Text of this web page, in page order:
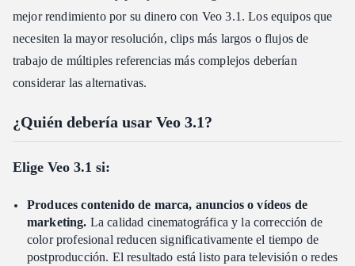
mejor rendimiento por su dinero con Veo 3.1. Los equipos que
necesiten la mayor resolución, clips más largos o flujos de
trabajo de múltiples referencias más complejos deberían
considerar las alternativas.
¿Quién debería usar Veo 3.1?
Elige Veo 3.1 si:
Produces contenido de marca, anuncios o vídeos de
marketing. La calidad cinematográfica y la corrección de
color profesional reducen significativamente el tiempo de
postproducción. El resultado está listo para televisión o redes